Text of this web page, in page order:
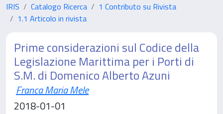
IRIS Catalogo Ricerca
1 Contributo su Rivista
1.1 Articolo in rivista
Prime considerazioni sul Codice della
Legislazione Marittima per i Porti di
S.M. di Domenico Alberto Azuni
Franca Maria Mele
2018-01-01